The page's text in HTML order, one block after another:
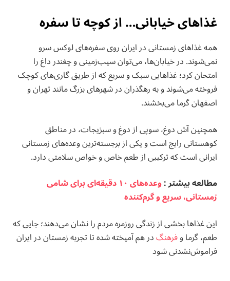
غذاهای خیابانی… از کوچه تا سفره
همه غذاهای زمستانی در ایران روی سفره‌های لوکس سرو
نمی‌شوند. در خیابان‌ها، می‌توان سیب‌زمینی و چغندر داغ را
امتحان کرد؛ غذاهایی سبک و سریع که از طریق گاری‌های کوچک
فروخته می‌شوند و به رهگذران در شهرهای بزرگ مانند تهران و
اصفهان گرما می‌بخشند.
همچنین آش دوغ، سوپی از دوغ و سبزیجات، در مناطق
کوهستانی رایج است و یکی از برجسته‌ترین وعده‌های زمستانی
ایرانی است که ترکیبی از طعم خاص و خواص سلامتی دارد.
مطالعه بيشتر :
وعده‌های ١٠ دقیقه‌ای برای شامی
زمستانی، سریع و گرم‌کننده
این غذاها بخشی از زندگی روزمره مردم را نشان می‌دهند؛ جایی که
طعم، گرما وفرهنگدر هم آمیخته شده تا تجربه زمستان در ایران
فراموش‌نشدنی شود